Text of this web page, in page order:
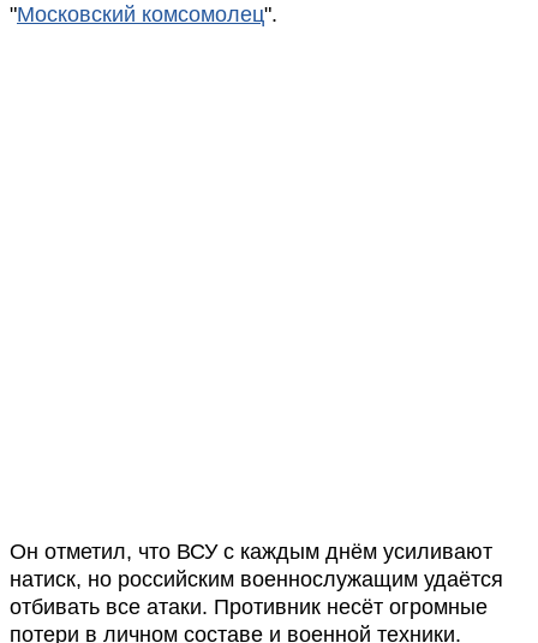
"Московский комсомолец".
Он отметил, что ВСУ с каждым днём усиливают
натиск, но российским военнослужащим удаётся
отбивать все атаки. Противник несёт огромные
потери в личном составе и военной техники.